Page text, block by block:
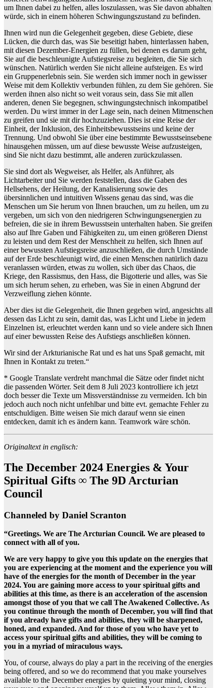
um Ihnen dabei zu helfen, alles loszulassen, was Sie davon abhalten
würde, sich in einem höheren Schwingungszustand zu befinden.
Ihnen wird nun die Gelegenheit gegeben, diese Gebiete, diese
Lücken, die durch das, was Sie beseitigt haben, hinterlassen haben,
mit diesen Dezember-Energien zu füllen, bei denen es darum geht,
Sie auf die beschleunigte Aufstiegsreise zu begleiten, die Sie sich
wünschen. Natürlich werden Sie nicht alleine aufsteigen. Es wird
ein Gruppenerlebnis sein. Sie werden sich immer noch in gewisser
Weise mit dem Kollektiv verbunden fühlen, zu dem Sie gehören. Sie
werden ihnen also nicht so weit voraus sein, dass Sie mit allen
anderen, denen Sie begegnen, schwingungstechnisch inkompatibel
werden. Du wirst immer in der Lage sein, nach deinen Mitmenschen
zu greifen und sie mit dir hochzuziehen. Dies ist eine Reise der
Einheit, der Inklusion, des Einheitsbewusstseins und keine der
Trennung. Und obwohl Sie über eine bestimmte Bewusstseinsebene
hinausgehen müssen, um auf diese bewusste Weise aufzusteigen,
sind Sie nicht dazu bestimmt, alle anderen zurückzulassen.
Sie sind dort als Wegweiser, als Helfer, als Anführer, als
Lichtarbeiter und Sie werden feststellen, dass die Gaben des
Hellsehens, der Heilung, der Kanalisierung sowie des
übersinnlichen und intuitiven Wissens genau das sind, was die
Menschen um Sie herum von Ihnen brauchen, um zu heilen, um zu
vergeben, um sich von den niedrigeren Schwingungsenergien zu
befreien, die sie in ihrem Bewusstsein unterhalten haben. Sie greifen
also auf Ihre Gaben und Fähigkeiten zu, um einen größeren Dienst
zu leisten und dem Rest der Menschheit zu helfen, sich Ihnen auf
einer bewussten Aufstiegsreise anzuschließen, die durch Umstände
auf der Erde beschleunigt wird, die einen Menschen natürlich dazu
veranlassen würden, etwas zu wollen, sich über das Chaos, die
Kriege, den Rassismus, den Hass, die Bigotterie und alles, was Sie
um sich herum sehen, zu erheben, was Sie in einen Abgrund der
Verzweiflung ziehen könnte.
Aber dies ist die Gelegenheit, die Ihnen gegeben wird, angesichts all
dessen das Licht zu sein, damit das, was Licht und Liebe in jedem
Einzelnen ist, erleuchtet werden kann und so viele andere sich Ihnen
auf einer bewussten Reise des Aufstiegs anschließen können.
Wir sind der Arkturianische Rat und es hat uns Spaß gemacht, mit
Ihnen in Kontakt zu treten.“
* Google Translate verdreht manchmal die Sätze oder findet nicht
die passenden Wörter. Seit dem 8 Juli 2023 kontrolliere ich jetzt
doch besser die Texte um Missverständnisse zu vermeiden. Ich bin
jedoch auch noch nicht unfehlbar und bitte evt. gemachte Fehler zu
entschuldigen. Bitte weisen Sie mich darauf wenn sie einen
entdecken, damit ich es ändern kann. Teamwork wäre schön.
Originaltext in englisch:
The December 2024 Energies & Your
Spiritual Gifts ∞ The 9D Arcturian
Council
Channeled by Daniel Scranton
“Greetings. We are The Arcturian Council. We are pleased to
connect with all of you.
We are very happy to give you this update on the energies that
you are experiencing at the moment and the experience you will
have of the energies for the month of December in the year
2024. You are gaining more access to your spiritual gifts and
abilities at this time, as there is an acceleration of the ascension
amongst those of you that we call The Awakened Collective. As
you continue through the month of December, you will find that
if you already have gifts and abilities, they will be sharpened,
honed, and expanded. And for those of you who have yet to
access your spiritual gifts and abilities, they will be coming to
you in a myriad of miraculous ways.
You, of course, always do play a part in the receiving of the energies
being offered, and so we do recommend that you make yourselves
available to the December energies by quieting your mind, closing